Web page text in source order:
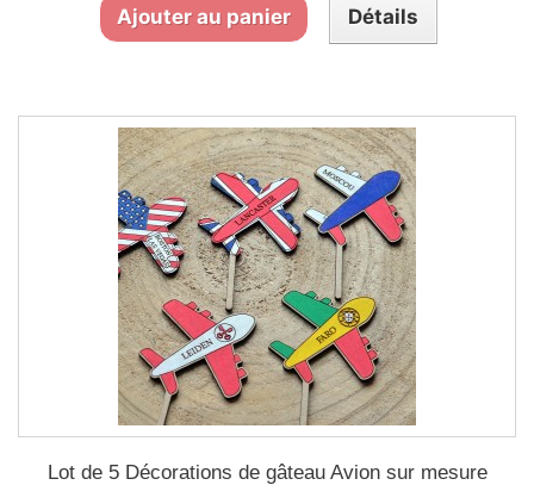
Ajouter au panier Détails
Lot de 5 Décorations de gâteau Avion sur mesure